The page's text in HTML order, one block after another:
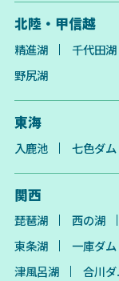
北陸・甲信越
精進湖 千代田湖
野尻湖
東海
入鹿池 七色ダム
関西
琵琶湖 西の湖
東条湖
一庫ダ
津風呂湖
合川